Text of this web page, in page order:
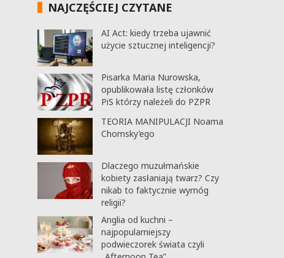
NAJCZĘŚCIEJ CZYTANE
AI Act: kiedy trzeba ujawnić
użycie sztucznej inteligencji?
Pisarka Maria Nurowska,
opublikowała listę członków
PiS którzy należeli do PZPR
TEORIA MANIPULACJI Noama
Chomsky’ego
Dlaczego muzułmańskie
kobiety zasłaniają twarz? Czy
nikab to faktycznie wymóg
religii?
Anglia od kuchni –
najpopularniejszy
podwieczorek świata czyli